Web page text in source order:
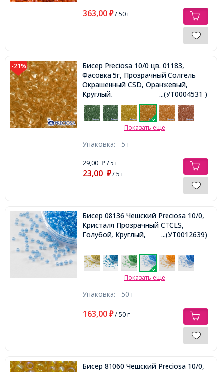
363,00 ₽/ 50 г
-21%
Бисер Preciosa 10/0 цв. 01183,
Фасовка 5г, Прозрачный Солгель
Окрашенный CSD, Оранжевый,
Круглый,
...(УТ0004531 )
Показать еще
Упаковка: 5 г
29,00₽/ 5 г
23,00 ₽/ 5 г
Бисер 08136 Чешский Preciosa 10/0,
Кристалл Прозрачный CTCLS,
Голубой, Круглый,
...(УТ0012639)
Показать еще
Упаковка: 50 г
163,00 ₽/ 50 г
Бисер 81060 Чешский Preciosa 10/0,